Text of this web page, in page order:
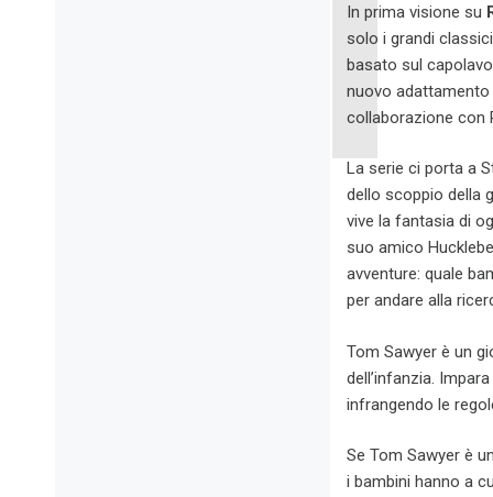
In prima visione su
solo i grandi
basato sul
nuovo adattamento
collaborazione con
La serie ci porta a
dello scoppio della
vive la fantasia di
suo amico
avventure: quale
per andare alla
Tom Sawyer è un
dell’infanzia.
infrangendo le
Se Tom Sawyer è
i bambini hanno a